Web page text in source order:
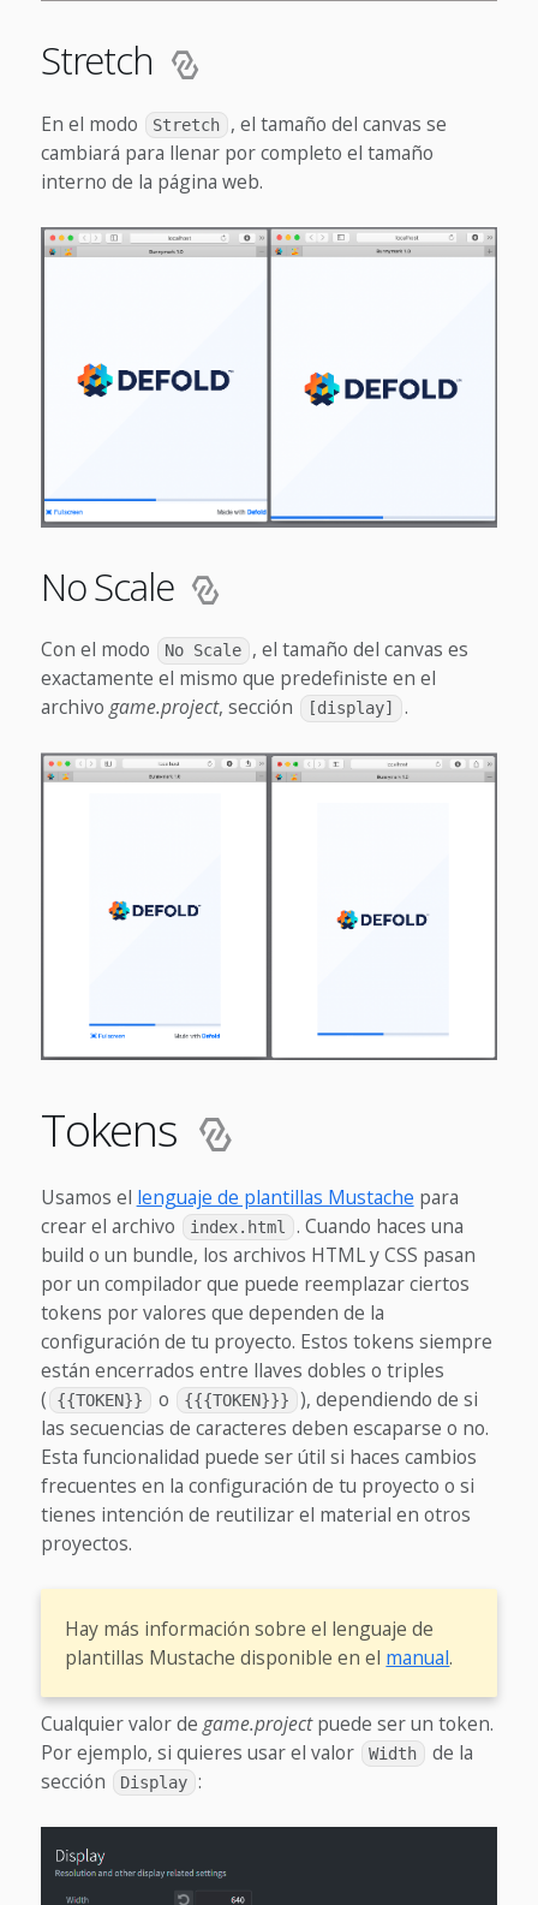
Stretch
En el modo Stretch
, el tamaño del canvas se
cambiará para llenar por completo el tamaño
interno de la página web.
No Scale
Con el modo No Scale
, el tamaño del canvas es
exactamente el mismo que predefiniste en el
archivogame.project, sección [display] .
Tokens
Usamos el lenguaje de plantillas Mustache para
crear el archivo
index.html
. Cuando haces una
build o un bundle, los archivos HTML y CSS pasan
por un compilador que puede reemplazar ciertos
tokens por valores que dependen de la
configuración de tu proyecto. Estos tokens siempre
están encerrados entre llaves dobles o triples
(
{{TOKEN}} o {{{TOKEN}}}
), dependiendo de si
las secuencias de caracteres deben escaparse o no.
Esta funcionalidad puede ser útil si haces cambios
frecuentes en la configuración de tu proyecto o si
tienes intención de reutilizar el material en otros
proyectos.
Hay más información sobre el lenguaje de
plantillas Mustache disponible en el manual.
Cualquier valor de game.projectpuede ser un token.
Por ejemplo, si quieres usar el valor
Width
de la
sección
Display :